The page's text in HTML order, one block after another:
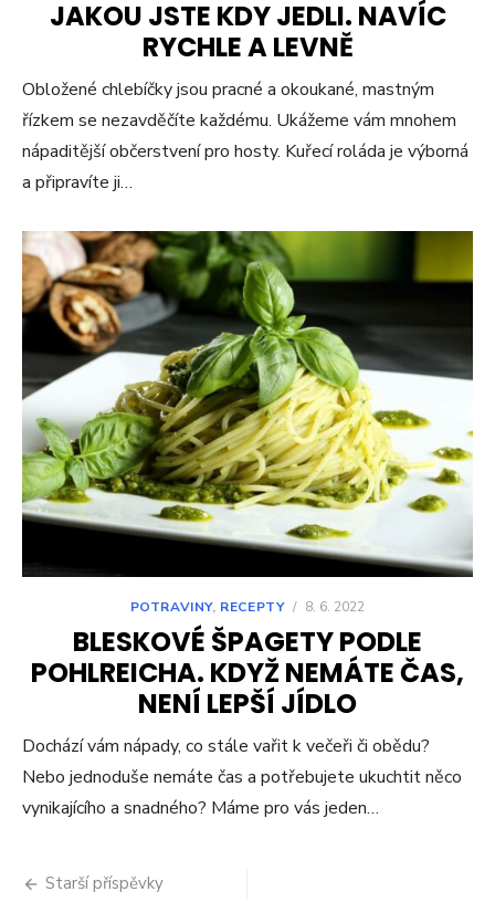
JAKOU JSTE KDY JEDLI. NAVÍC
RYCHLE A LEVNĚ
Obložené chlebíčky jsou pracné a okoukané, mastným
řízkem se nezavděčíte každému. Ukážeme vám mnohem
nápaditější občerstvení pro hosty. Kuřecí roláda je výborná
a připravíte ji…
POTRAVINY, RECEPTY / 8. 6. 2022
BLESKOVÉ ŠPAGETY PODLE
POHLREICHA. KDYŽ NEMÁTE ČAS,
NENÍ LEPŠÍ JÍDLO
Dochází vám nápady, co stále vařit k večeři či obědu?
Nebo jednoduše nemáte čas a potřebujete ukuchtit něco
vynikajícího a snadného? Máme pro vás jeden…
Navigace
Starší příspěvky